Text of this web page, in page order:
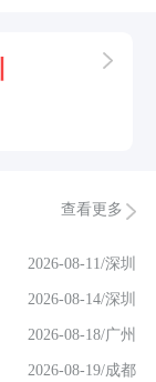
查看更多
2026-08-11/深圳
2026-08-14/深圳
2026-08-18/广州
2026-08-19/成都